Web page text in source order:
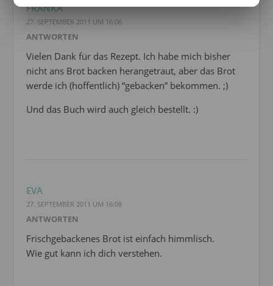
FRANKA
27. SEPTEMBER 2011 UM 16:06
ANTWORTEN
Vielen Dank für das Rezept. Ich habe mich bisher
nicht ans Brot backen herangetraut, aber das Brot
werde ich (hoffentlich) “gebacken” bekommen. ;)
Und das Buch wird auch gleich bestellt. :)
EVA
27. SEPTEMBER 2011 UM 16:08
ANTWORTEN
Frischgebackenes Brot ist einfach himmlisch.
Wie gut kann ich dich verstehen.